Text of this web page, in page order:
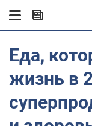
Еда,
жизнь в